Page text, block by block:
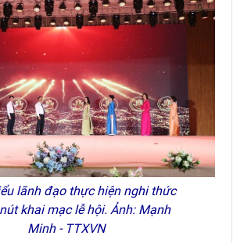
lãnh đạo thực hiện nghi thức
khai mạc lễ hội. Ảnh: Mạnh
Minh - TTXVN